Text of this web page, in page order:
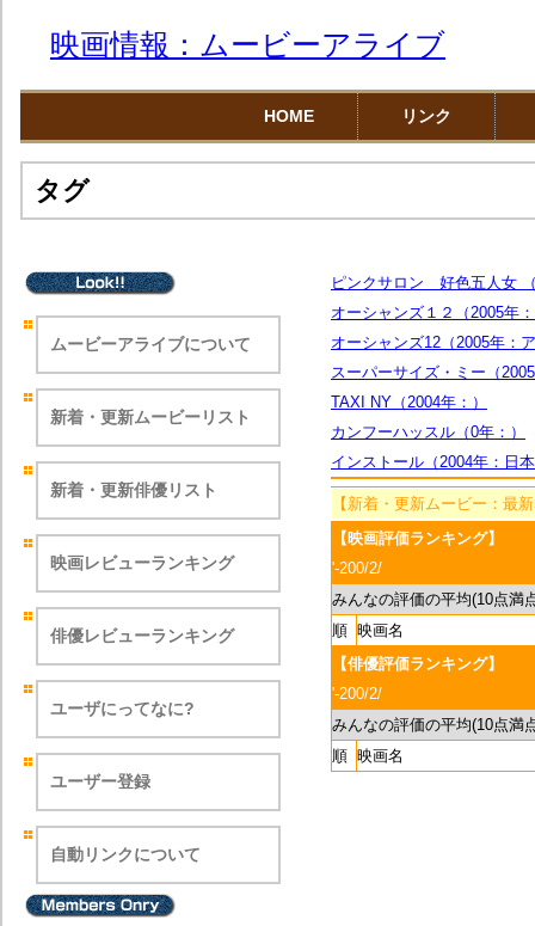
映画情報：ムービーアライブ
HOME リンク
タグ
ピンクサロン 好色五人女
オーシャンズ１２（2005年
オーシャンズ12（2005年：
スーパーサイズ・ミー（
TAXI NY（2004年：）
カンフーハッスル（0年：）
インストール（2004年：日
【新着・更新ムービー：最
【映画評価ランキング】
'-200/2/
みんなの評価の平均(10点満
順 映画名
【俳優評価ランキング】
'-200/2/
みんなの評価の平均(10点満
順 映画名
ムービーアライブについて
新着・更新ムービーリスト
新着・更新俳優リスト
映画レビューランキング
俳優レビューランキング
ユーザにってなに?
ユーザー登録
自動リンクについて